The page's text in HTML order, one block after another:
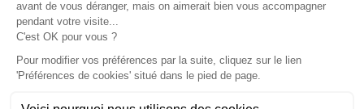
Aide & Conseils
Paiement sécurisé